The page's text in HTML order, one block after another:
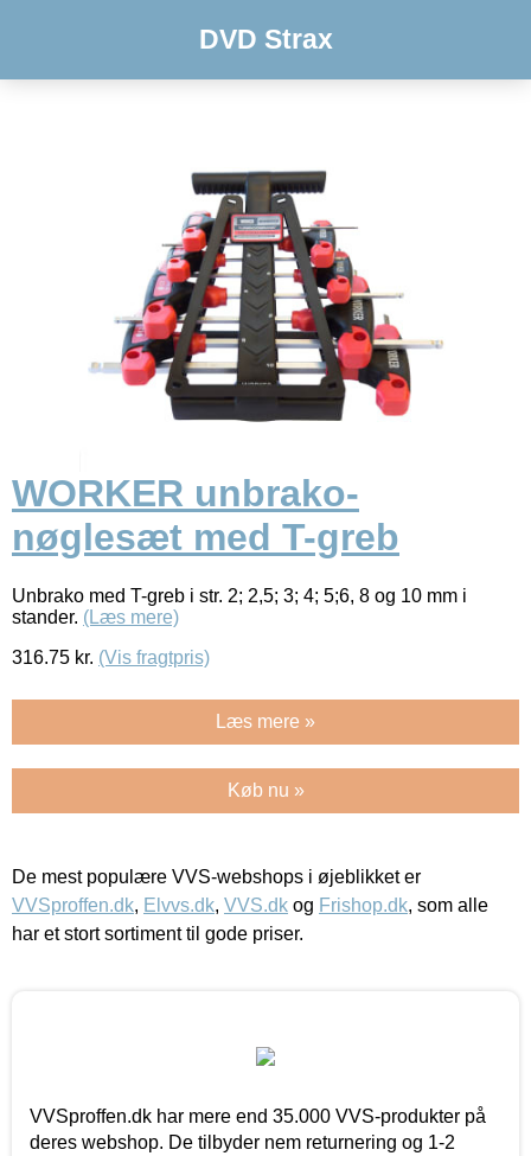
DVD Strax
WORKER unbrako-
nøglesæt med T-greb
Unbrako med T-greb i str. 2; 2,5; 3; 4; 5;6, 8 og 10 mm i
stander. (Læs mere)
316.75 kr. (Vis fragtpris)
Læs mere »
Køb nu »
De mest populære VVS-webshops i øjeblikket er
VVSproffen.dk, Elvvs.dk, VVS.dk og Frishop.dk, som alle
har et stort sortiment til gode priser.
VVSproffen.dk har mere end 35.000 VVS-produkter på
deres webshop. De tilbyder nem returnering og 1-2